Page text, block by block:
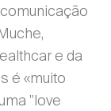
e da
é «muito
"love